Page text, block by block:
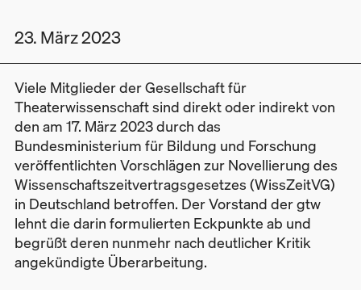
23. März 2023
Viele Mitglieder der Gesellschaft für
Theaterwissenschaft sind direkt oder indirekt von
den am 17. März 2023 durch das
Bundesministerium für Bildung und Forschung
veröffentlichten Vorschlägen zur Novellierung des
Wissenschaftszeitvertragsgesetzes (WissZeitVG)
in Deutschland betroffen. Der Vorstand der gtw
lehnt die darin formulierten Eckpunkte ab und
begrüßt deren nunmehr nach deutlicher Kritik
angekündigte Überarbeitung.